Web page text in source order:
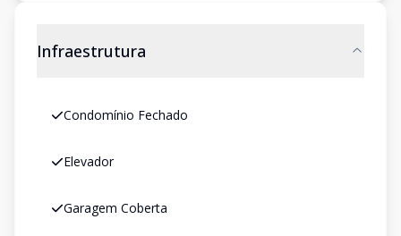
Infraestrutura
Condomínio Fechado
Elevador
Garagem Coberta